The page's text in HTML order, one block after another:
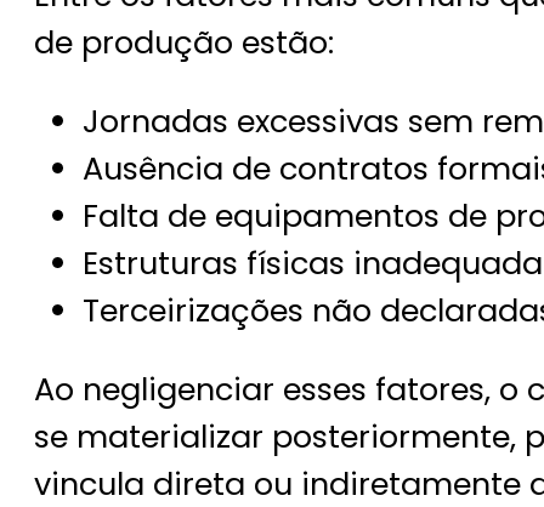
de produção estão:
Jornadas excessivas sem
Ausência de contratos
Falta de equipamentos de
Estruturas físicas
Terceirizações não
Ao negligenciar esses fatores,
se materializar posteriormente,
vincula direta ou indiretamente